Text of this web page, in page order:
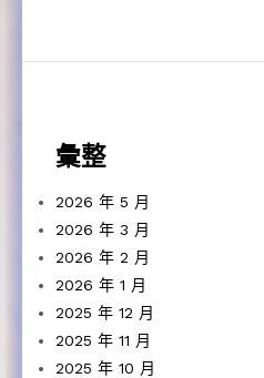
彙整
2026 年 5 月
2026 年 3 月
2026 年 2 月
2026 年 1 月
2025 年 12 月
2025 年 11 月
2025 年 10 月